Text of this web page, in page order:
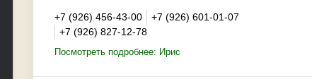
+7 (926) 456-43-00
+7 (926) 601-01-07
+7 (926) 827-12-78
Посмотреть подробнее: Ирис